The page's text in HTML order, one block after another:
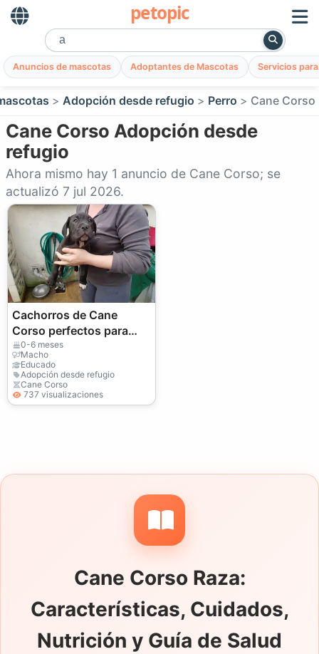
petopic
Anuncios de mascotas Adoptantes de Mascotas Servicios
Adopción desde refugio Perro Cane Corso
Cane Corso Adopción desde
refugio
Ahora mismo hay 1 anuncio de Cane Corso; se
actualizó 7 jul 2026.
Cachorros de Cane
Corso perfectos para
hogares encantadores
0-6 meses
Macho
Educado
Adopción desde refugio
Cane Corso
737 visualizaciones
Cane Corso Raza:
Características, Cuidados,
Nutrición y Guía de Salud